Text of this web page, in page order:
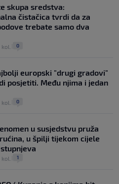
skupa sredstva:
čistačica tvrdi da za
trebate samo dva
kol. 0
europski "drugi gradovi"
posjetiti. Među njima i jedan
kol. 0
u susjedstvu pruža
u špilji tijekom cijele
stupnjeva
kol. 1